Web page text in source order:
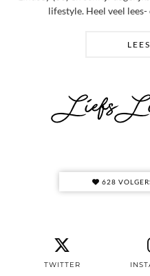
lifestyle. Heel veel
628
TWITTER